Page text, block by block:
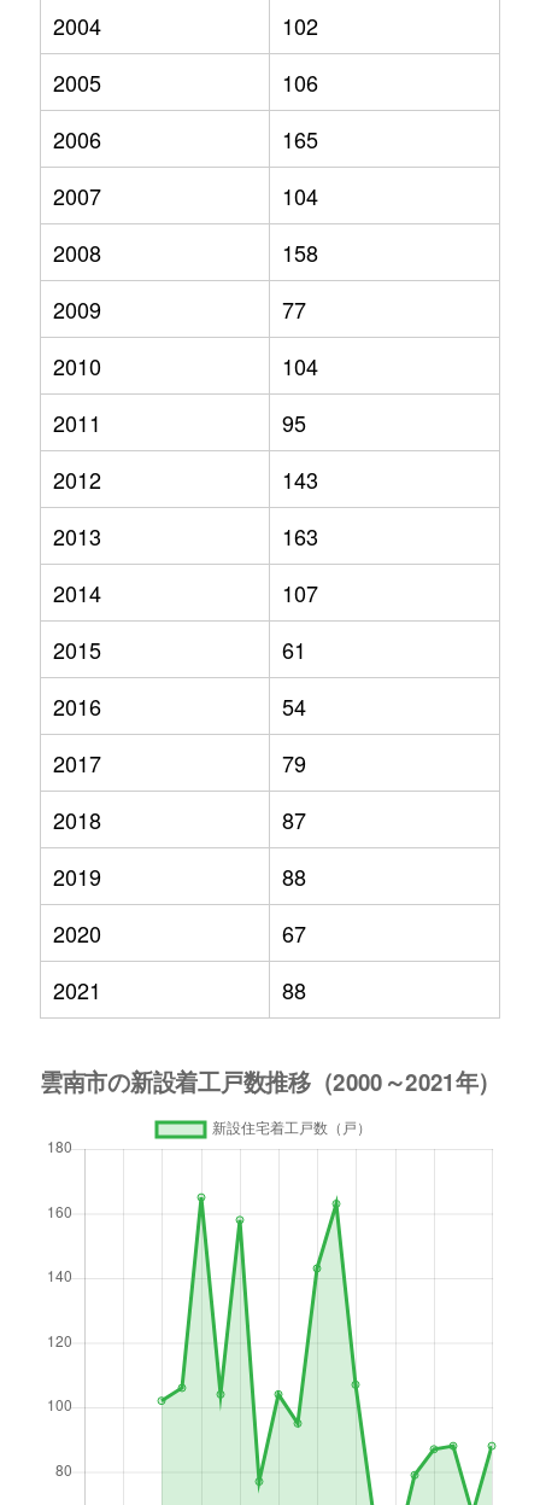
2004
102
2005
106
2006
165
2007
104
2008
158
2009
77
2010
104
2011
95
2012
143
2013
163
2014
107
2015
61
2016
54
2017
79
2018
87
2019
88
2020
67
2021
88